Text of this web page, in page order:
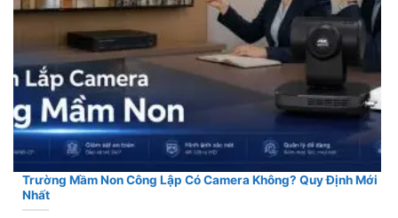
Trường Mầm Non Công Lập Có Camera Không? Quy Định Mới
Nhất